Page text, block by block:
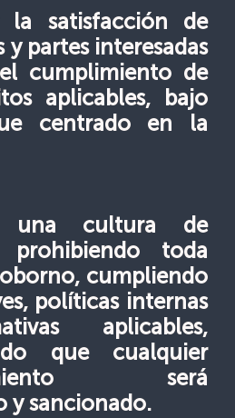
la satisfacción de
y partes interesadas
cumplimiento de
aplicables, bajo
centrado en la
una cultura de
prohibiendo toda
cumpliendo
políticas internas
aplicables,
que cualquier
será
y sancionado.